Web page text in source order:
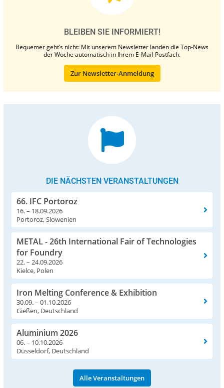
BLEIBEN SIE INFORMIERT!
Bequemer geht’s nicht: Mit unserem Newsletter landen die Top-News
der Woche automatisch in Ihrem E-Mail-Postfach.
Zur Newsletter-Anmeldung
DIE NÄCHSTEN VERANSTALTUNGEN
66. IFC Portoroz
16. – 18.09.2026
Portoroz, Slowenien
METAL - 26th International Fair of Technologies
for Foundry
22. – 24.09.2026
Kielce, Polen
Iron Melting Conference & Exhibition
30.09. – 01.10.2026
Gießen, Deutschland
Aluminium 2026
06. – 10.10.2026
Düsseldorf, Deutschland
Alle Veranstaltungen